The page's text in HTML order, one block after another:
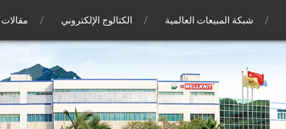
شبكة المبيعات العالمية الكتالوج الإلكتروني مقالات